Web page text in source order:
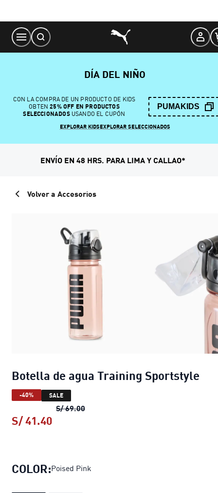
Content
DÍA DEL NIÑO
CON LA COMPRA DE UN PRODUCTO DE KIDS
OBTEN 25% OFF EN PRODUCTOS
SELECCIONADOSUSANDO EL CUPÓN
PUMAKIDS
EXPLORAR KIDSEXPLORAR SELECCIONADOS
ENVÍO EN 48 HRS. PARA LIMA Y CALLAO*
Volver a Accesorios
Botella de agua Training Sportstyle
-40% SALE
S/ 69.00Botella de agua Training Sportstyle
S/ 41.40
COLOR:Poised Pink